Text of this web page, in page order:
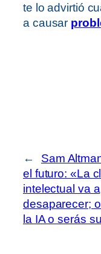
te lo advirtió
a causar
←
Sam
el futuro: «La
intelectual va a
desaparecer;
la IA o serás